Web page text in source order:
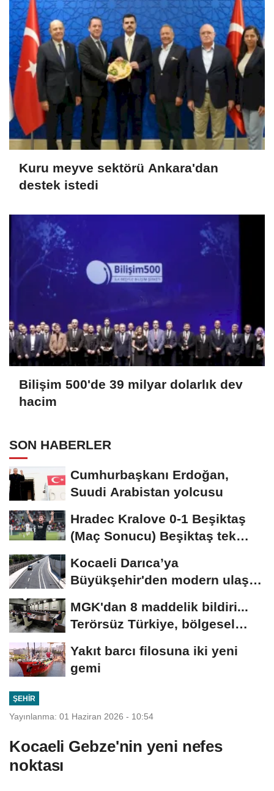
Kuru meyve sektörü Ankara'dan
destek istedi
Bilişim 500'de 39 milyar dolarlık dev
hacim
SON HABERLER
Cumhurbaşkanı Erdoğan,
Suudi Arabistan yolcusu
Hradec Kralove 0-1 Beşiktaş
(Maç Sonucu) Beşiktaş tek
Kocaeli Darıca’ya
Büyükşehir'den modern ulaşım
MGK'dan 8 maddelik bildiri...
Terörsüz Türkiye, bölgesel
Yakıt barcı filosuna iki yeni
gemi
ŞEHIR
Yayınlanma: 01 Haziran 2026 - 10:54
Kocaeli Gebze'nin yeni nefes
noktası